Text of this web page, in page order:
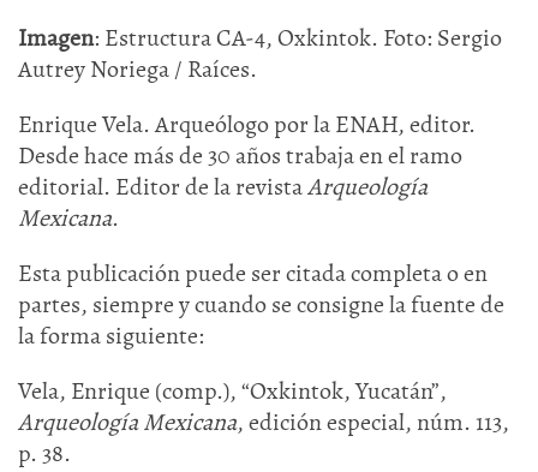
Imagen: Estructura CA-4, Oxkintok. Foto: Sergio
Autrey Noriega / Raíces.
Enrique Vela. Arqueólogo por la ENAH, editor.
Desde hace más de 30 años trabaja en el ramo
editorial. Editor de la revistaArqueología
Mexicana.
Esta publicación puede ser citada completa o en
partes, siempre y cuando se consigne la fuente de
la forma siguiente:
Vela, Enrique (comp.), “Oxkintok, Yucatán”,
Arqueología Mexicana, edición especial, núm. 113,
p. 38.